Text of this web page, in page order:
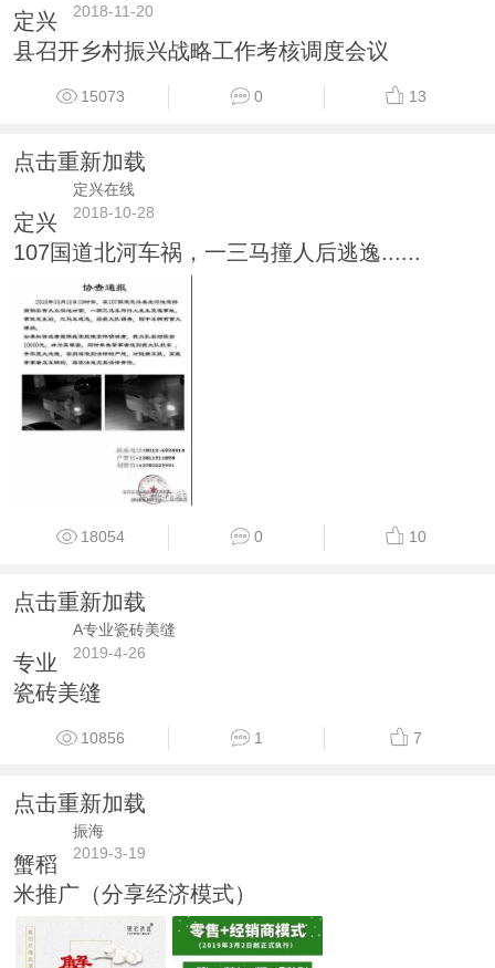
2018-11-20
定兴
县召开乡村振兴战略工作考核调度会议
15073 0 13
点击重新加载
定兴在线
2018-10-28
定兴
107国道北河车祸，一三马撞人后逃逸......
18054 0 10
点击重新加载
A专业瓷砖美缝
2019-4-26
专业
瓷砖美缝
10856 1 7
点击重新加载
振海
2019-3-19
蟹稻
米推广（分享经济模式）